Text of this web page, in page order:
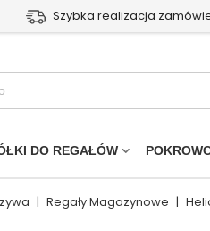
Szybka realizacja
DO REGAŁÓW
| Regały Magazynowe |